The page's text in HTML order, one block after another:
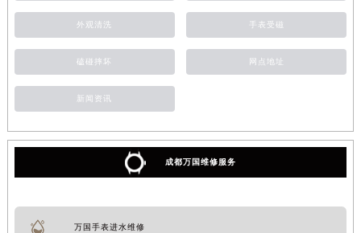
外观清洗 手表受磁
磕碰摔坏 网点地址
新闻资讯
成都万国维修服务
万国手表进水维修